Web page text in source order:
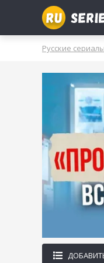
2025 2024
РОССИЯ
Русские сериалы